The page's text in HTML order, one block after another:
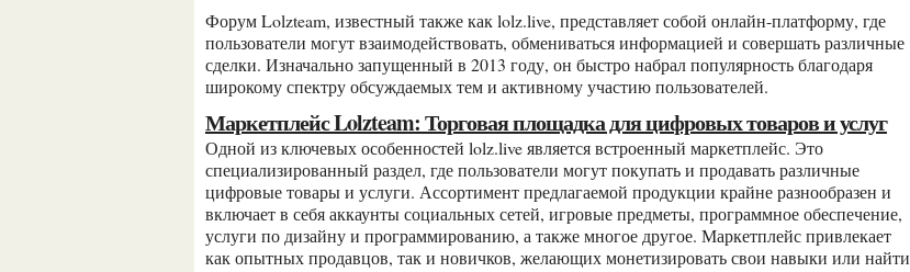
Форум Lolzteam, известный также как lolz.live, представляет собой онлайн-платформу, где
пользователи могут взаимодействовать, обмениваться информацией и совершать различные
сделки. Изначально запущенный в 2013 году, он быстро набрал популярность благодаря
широкому спектру обсуждаемых тем и активному участию пользователей.
Маркетплейс Lolzteam: Торговая площадка для цифровых товаров и услуг
Одной из ключевых особенностей lolz.live является встроенный маркетплейс. Это
специализированный раздел, где пользователи могут покупать и продавать различные
цифровые товары и услуги. Ассортимент предлагаемой продукции крайне разнообразен и
включает в себя аккаунты социальных сетей, игровые предметы, программное обеспечение,
услуги по дизайну и программированию, а также многое другое. Маркетплейс привлекает
как опытных продавцов, так и новичков, желающих монетизировать свои навыки или найти